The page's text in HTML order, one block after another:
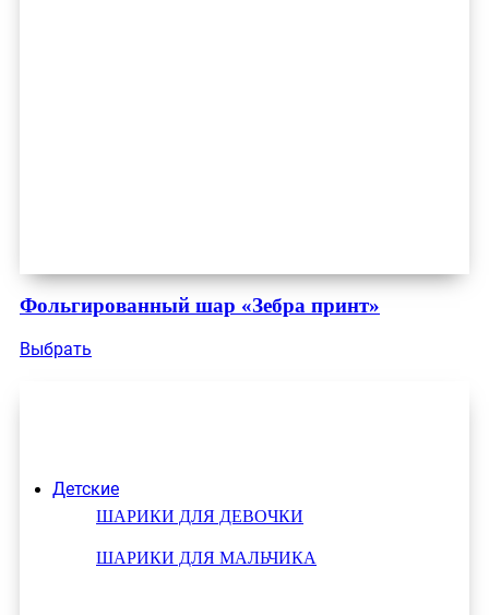
Детские
ШАРИКИ ДЛЯ ДЕВОЧКИ
ШАРИКИ ДЛЯ МАЛЬЧИКА
Фольгированный шар «Зебра принт»
Выбрать